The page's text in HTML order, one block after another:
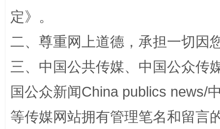
“蜀中异人”王建安的艺术幻境
定》。
二、尊重网上道德，承担一切因
三、中国公共传媒、中国公众传
国公众新闻China publics news/
等传媒网站拥有管理笔名和留言